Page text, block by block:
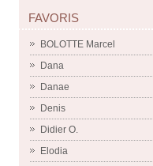
FAVORIS
BOLOTTE Marcel
Dana
Danae
Denis
Didier O.
Elodia